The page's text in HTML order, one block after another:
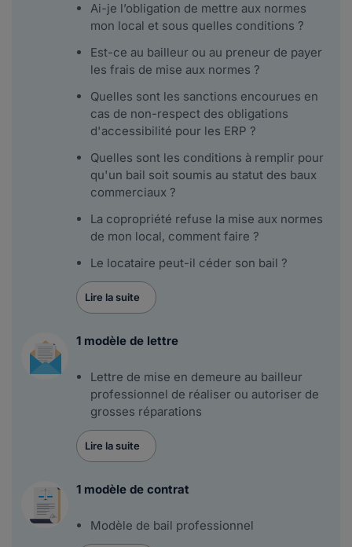
Ai-je l’obligation de mettre aux normes
mon local et sous quelles conditions ?
Est-ce au bailleur ou au preneur de payer
les frais de mise aux normes ?
Quelles sont les sanctions encourues en
cas de non-respect des obligations
d'accessibilité pour les ERP ?
Quelles sont les conditions à remplir pour
qu'un bail soit soumis au statut des baux
commerciaux ?
La copropriété refuse la mise aux normes
de mon local, comment faire ?
Le locataire peut-il céder son bail ?
Lire la suite
1 modèle de lettre
Lettre de mise en demeure au bailleur
professionnel de réaliser ou autoriser de
grosses réparations
Lire la suite
1 modèle de contrat
Modèle de bail professionnel